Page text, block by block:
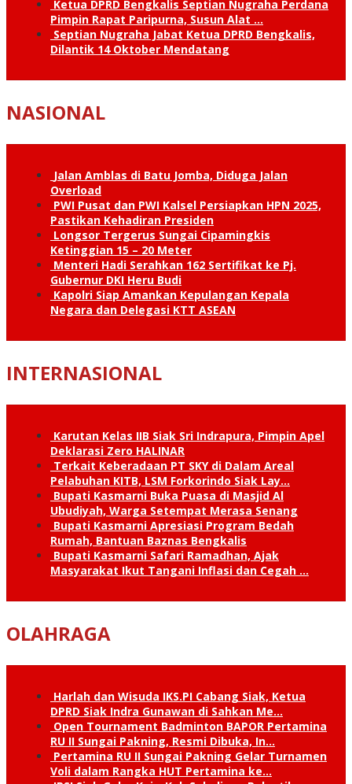
Ketua DPRD Bengkalis Septian Nugraha Perdana
Pimpin Rapat Paripurna, Susun Alat …
Septian Nugraha Jabat Ketua DPRD Bengkalis,
Dilantik 14 Oktober Mendatang
NASIONAL
Jalan Amblas di Batu Jomba, Diduga Jalan
Overload
PWI Pusat dan PWI Kalsel Persiapkan HPN 2025,
Pastikan Kehadiran Presiden
Longsor Tergerus Sungai Cipamingkis
Ketinggian 15 – 20 Meter
Menteri Hadi Serahkan 162 Sertifikat ke Pj.
Gubernur DKI Heru Budi
Kapolri Siap Amankan Kepulangan Kepala
Negara dan Delegasi KTT ASEAN
INTERNASIONAL
Karutan Kelas IIB Siak Sri Indrapura, Pimpin Apel
Deklarasi Zero HALINAR
Terkait Keberadaan PT SKY di Dalam Areal
Pelabuhan KITB, LSM Forkorindo Siak Lay…
Bupati Kasmarni Buka Puasa di Masjid Al
Ubudiyah, Warga Setempat Merasa Senang
Bupati Kasmarni Apresiasi Program Bedah
Rumah, Bantuan Baznas Bengkalis
Bupati Kasmarni Safari Ramadhan, Ajak
Masyarakat Ikut Tangani Inflasi dan Cegah …
OLAHRAGA
Harlah dan Wisuda IKS.PI Cabang Siak, Ketua
DPRD Siak Indra Gunawan di Sahkan Me…
Open Tournament Badminton BAPOR Pertamina
RU II Sungai Pakning, Resmi Dibuka, In…
Pertamina RU II Sungai Pakning Gelar Turnamen
Voli dalam Rangka HUT Pertamina ke…